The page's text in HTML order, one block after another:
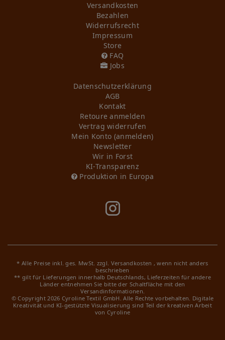
Versandkosten
Bezahlen
Widerrufs­recht
Impressum
Store
FAQ
Jobs
Daten­schutz­erklärung
AGB
Kontakt
Retoure anmelden
Vertrag widerrufen
Mein Konto (anmelden)
Newsletter
Wir in Forst
KI-Transparenz
Produktion in Europa
* Alle Preise inkl. ges. MwSt. zzgl. Versandkosten , wenn nicht anders
beschrieben
** gilt für Lieferungen innerhalb Deutschlands, Lieferzeiten für andere
Länder entnehmen Sie bitte der Schaltfläche mit den
Versandinformationen.
© Copyright 2026 Cyroline Textil GmbH. Alle Rechte vorbehalten. Digitale
Kreativität und KI-gestützte Visualisierung sind Teil der kreativen Arbeit
von Cyroline